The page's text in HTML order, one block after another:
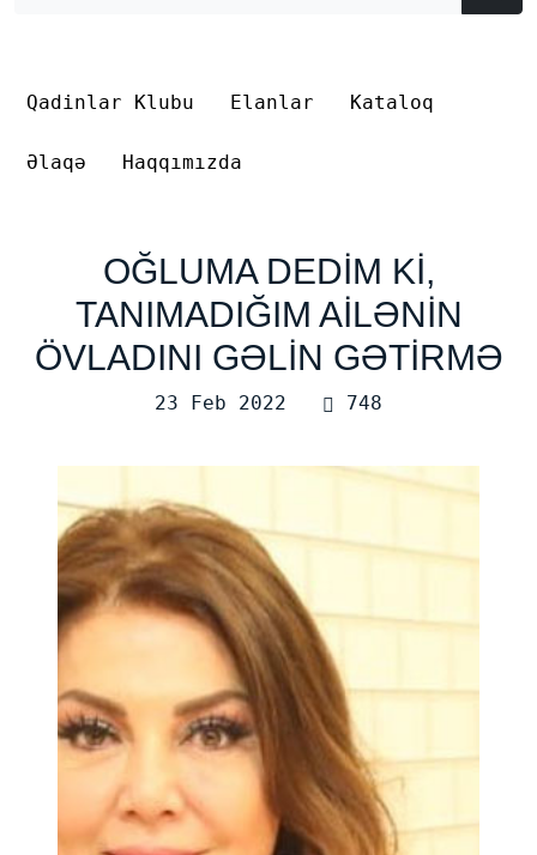
Qadinlar Klubu Elanlar Kataloq
Əlaqə Haqqımızda
OĞLUMA DEDİM Kİ,
TANIMADIĞIM AİLƏNİN
ÖVLADINI GƏLİN GƏTİRMƏ
23 Feb 2022 748